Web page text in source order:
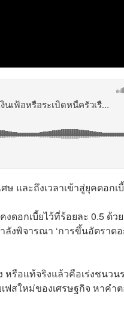
และถึงเวลาเข้าสู่ยุคดอกเ
ดอกเบี้ยไว้ที่ร้อยละ 0.5 ด้ว
งพิจารณา ‘การขึ้นอัตราดอ
รือแท้จริงแล้วคือเร่งชนวน
ฟสใหม่ของเศรษฐกิจ หาคำ